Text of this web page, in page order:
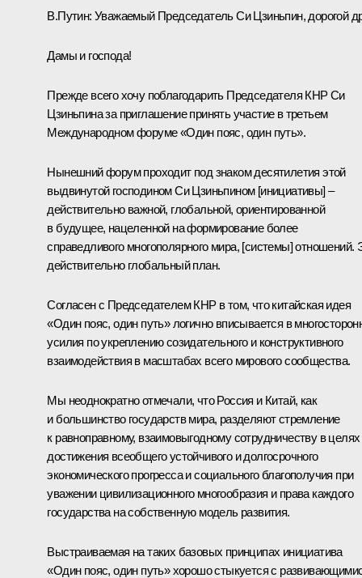
В.Путин: Уважаемый Председатель Си Цзиньпин, дорогой
Дамы и господа!
Прежде всего хочу поблагодарить Председателя КНР Си
Цзиньпина за приглашение принять участие в третьем
Международном форуме «Один пояс, один путь».
Нынешний форум проходит под знаком десятилетия этой
выдвинутой господином Си Цзиньпином [инициативы] –
действительно важной, глобальной, ориентированной
в будущее, нацеленной на формирование более
справедливого многополярного мира, [системы] отношений.
действительно глобальный план.
Согласен с Председателем КНР в том, что китайская идея
«Один пояс, один путь» логично вписывается в
усилия по укреплению созидательного и конструктивного
взаимодействия в масштабах всего мирового сообщества.
Мы неоднократно отмечали, что Россия и Китай, как
и большинство государств мира, разделяют стремление
к равноправному, взаимовыгодному сотрудничеству в целях
достижения всеобщего устойчивого и долгосрочного
экономического прогресса и социального благополучия при
уважении цивилизационного многообразия и права каждого
государства на собственную модель развития.
Выстраиваемая на таких базовых принципах инициатива
«Один пояс, один путь» хорошо стыкуется с